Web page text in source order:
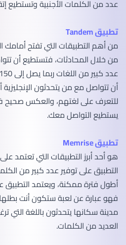
عدد من الكلمات الأجنبية وتستطيع
تطبيق Tandem
من أهم التطبيقات التي تفتح أمامك
من خلال المحادثات، فتستطيع أن
أن تتواصل مع من يتحدثون الإنجليزية
للتعرف على لغتهم، والعكس صحيح
يستطيع التواصل معك.
تطبيق Memrise
هو أحد أبرز التطبيقات التي تعتمد
التطبيق على توفير عدد كبير من
أطول فترة ممكنة، ويعتمد التطبيق
فهو عبارة عن لعبة ستكون أنت
مدينة سكانها يتحدثون باللغة التي
العديد من الكلمات.